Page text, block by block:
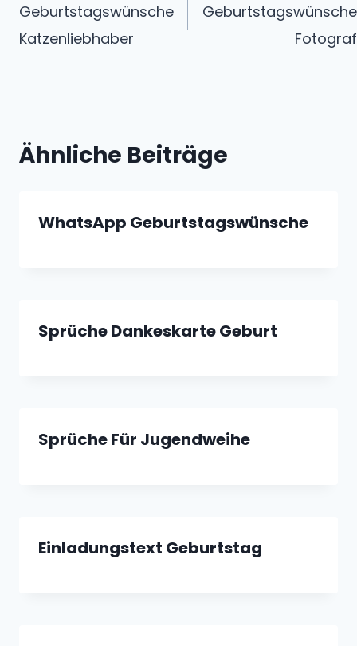
Geburtstagswünsche
Katzenliebhaber
Geburtstagswünsche
Fotograf
Ähnliche Beiträge
WhatsApp Geburtstagswünsche
Sprüche Dankeskarte Geburt
Sprüche Für Jugendweihe
Einladungstext Geburtstag